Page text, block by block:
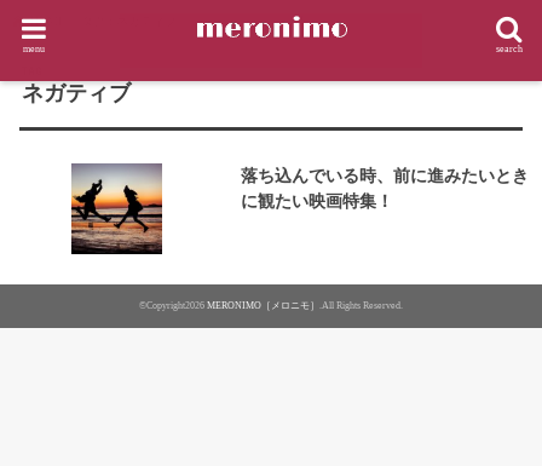
search
menu
HOME
ネガティブ
落ち込んでいる時、前に進みたいとき
に観たい映画特集！
©Copyright2026 MERONIMO［メロニモ］ .All Rights Reserved.